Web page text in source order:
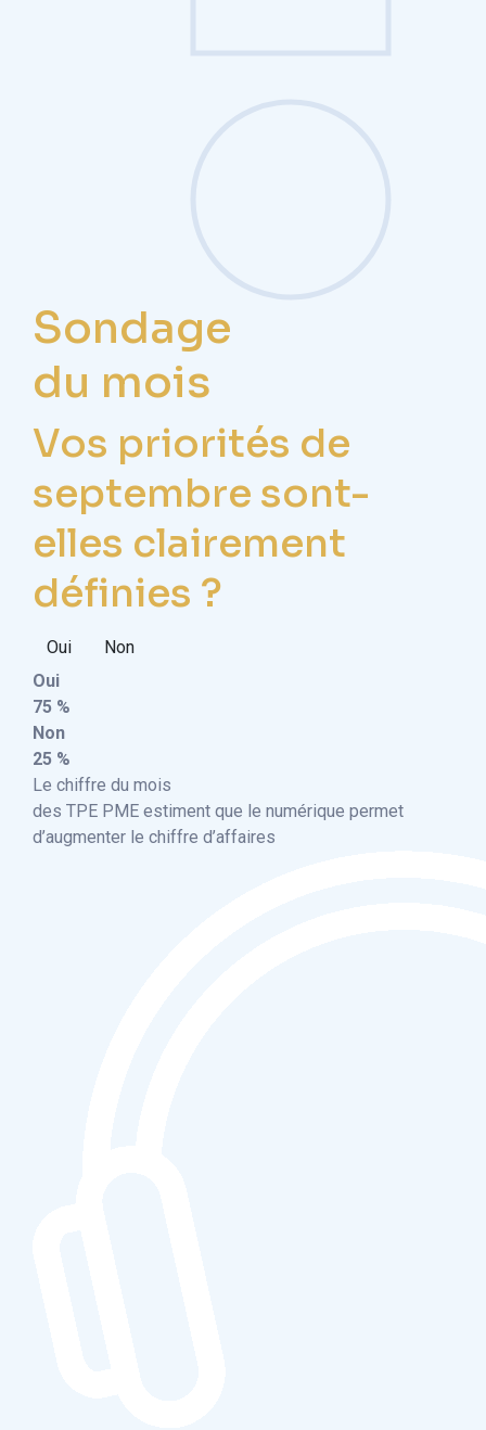
Sondage
du mois
Vos priorités de
septembre sont-
elles clairement
définies ?
Oui
Non
Oui
75 %
Non
25 %
Le chiffre du mois
des TPE PME estiment que le numérique permet
d’augmenter le chiffre d’affaires